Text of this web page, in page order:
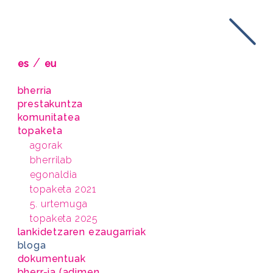
es / eu
bherria
prestakuntza
komunitatea
topaketa
agorak
bherrilab
egonaldia
topaketa 2021
5. urtemuga
topaketa 2025
lankidetzaren ezaugarriak
bloga
dokumentuak